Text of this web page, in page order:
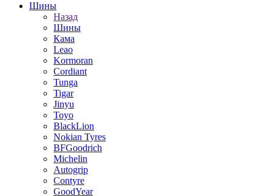
Шины
Назад
Шины
Кама
Leao
Kormoran
Cordiant
Tunga
Tigar
Jinyu
Toyo
BlackLion
Nokian Tyres
BFGoodrich
Michelin
Autogrip
Contyre
GoodYear